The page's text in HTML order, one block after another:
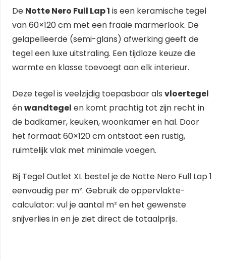
De Notte Nero Full Lap 1 is een keramische tegel
van 60×120 cm met een fraaie marmerlook. De
gelapelleerde (semi-glans) afwerking geeft de
tegel een luxe uitstraling. Een tijdloze keuze die
warmte en klasse toevoegt aan elk interieur.
Deze tegel is veelzijdig toepasbaar als vloertegel
énwandtegel en komt prachtig tot zijn recht in
de badkamer, keuken, woonkamer en hal. Door
het formaat 60×120 cm ontstaat een rustig,
ruimtelijk vlak met minimale voegen.
Bij Tegel Outlet XL bestel je de Notte Nero Full Lap 1
eenvoudig per m². Gebruik de oppervlakte-
calculator: vul je aantal m² en het gewenste
snijverlies in en je ziet direct de totaalprijs.